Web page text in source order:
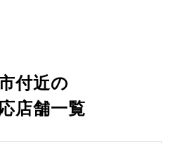
付近の
店舗一覧